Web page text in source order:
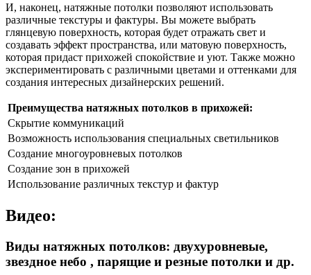
И, наконец, натяжные потолки позволяют использовать
различные текстуры и фактуры. Вы можете выбрать
глянцевую поверхность, которая будет отражать свет и
создавать эффект пространства, или матовую поверхность,
которая придаст прихожей спокойствие и уют. Также можно
экспериментировать с различными цветами и оттенками для
создания интересных дизайнерских решений.
Преимущества натяжных потолков в прихожей:
Скрытие коммуникаций
Возможность использования специальных светильников
Создание многоуровневых потолков
Создание зон в прихожей
Использование различных текстур и фактур
Видео:
Виды натяжных потолков: двухуровневые,
звездное небо , парящие и резные потолки и др.